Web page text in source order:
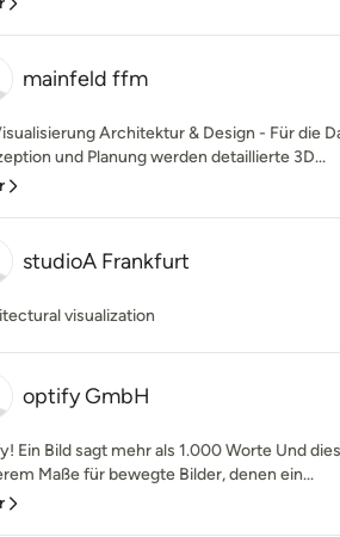
mainfeld ffm
Architektur & Design - Für die
und Planung werden detaillierte 3D...
studioA Frankfurt
visualization
optify GmbH
Ein Bild sagt mehr als 1.000 Worte Und
Maße für bewegte Bilder, denen ein...